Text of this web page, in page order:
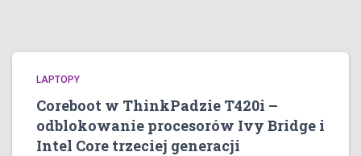
LAPTOPY
Coreboot w ThinkPadzie T420i –
odblokowanie procesorów Ivy Bridge i
Intel Core trzeciej generacji